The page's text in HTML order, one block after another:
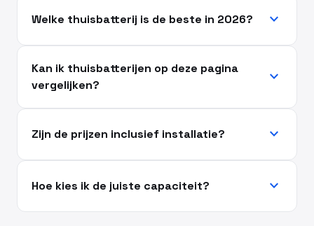
Welke thuisbatterij is de beste in 2026? expand_more
Kan ik thuisbatterijen op deze pagina
vergelijken?
expand_more
Zijn de prijzen inclusief installatie? expand_more
Hoe kies ik de juiste capaciteit? expand_more